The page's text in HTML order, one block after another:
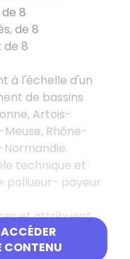
CONTENU
8
de 8
8
à l'échelle d'un
de bassins
Artois-
Rhône-
technique et
pollueur- payeur
et attribuent
de subvention
industriels.